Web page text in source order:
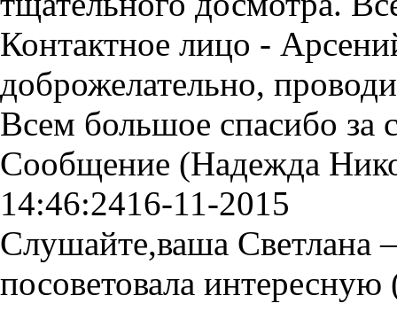
Контактное лицо -
доброжелательно,
Всем большое спасибо за
Сообщение (Надежда
14:46:2416-11-2015
Слушайте,ваша Светлана
посоветовала